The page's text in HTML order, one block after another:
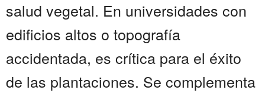
salud vegetal. En universidades con
edificios altos o topografía
accidentada, es crítica para el éxito
de las plantaciones. Se complementa